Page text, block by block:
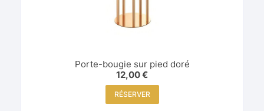
Porte-bougie sur pied doré
12,00€
RÉSERVER